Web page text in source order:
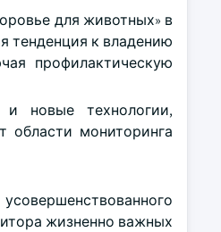
для животных» в
тенденция к владению
профилактическую
и новые технологии,
области мониторинга
жизненно важных